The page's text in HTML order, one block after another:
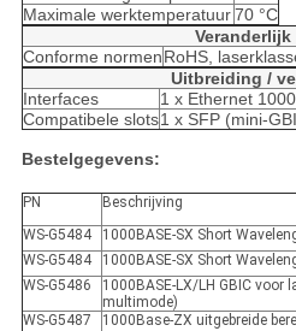
Maximale werktemperatuur70 °C
Veranderlijk
Conforme normenRoHS,
Uitbreiding /
Interfaces
1 x Ethernet
Compatibele slots1 x SFP (mini-
Bestelgegevens:
PN
Beschrijving
WS-G5484
1000BASE-SX Short
WS-G5484
1000BASE-SX Short
WS-G5486
1000BASE-LX/LH GBIC voor
multimode)
WS-G5487
1000Base-ZX uitgebreide